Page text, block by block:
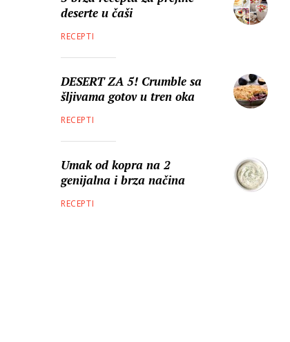
deserte u čaši
RECEPTI
DESERT ZA 5! Crumble sa
šljivama gotov u tren oka
RECEPTI
Umak od kopra na 2
genijalna i brza načina
RECEPTI